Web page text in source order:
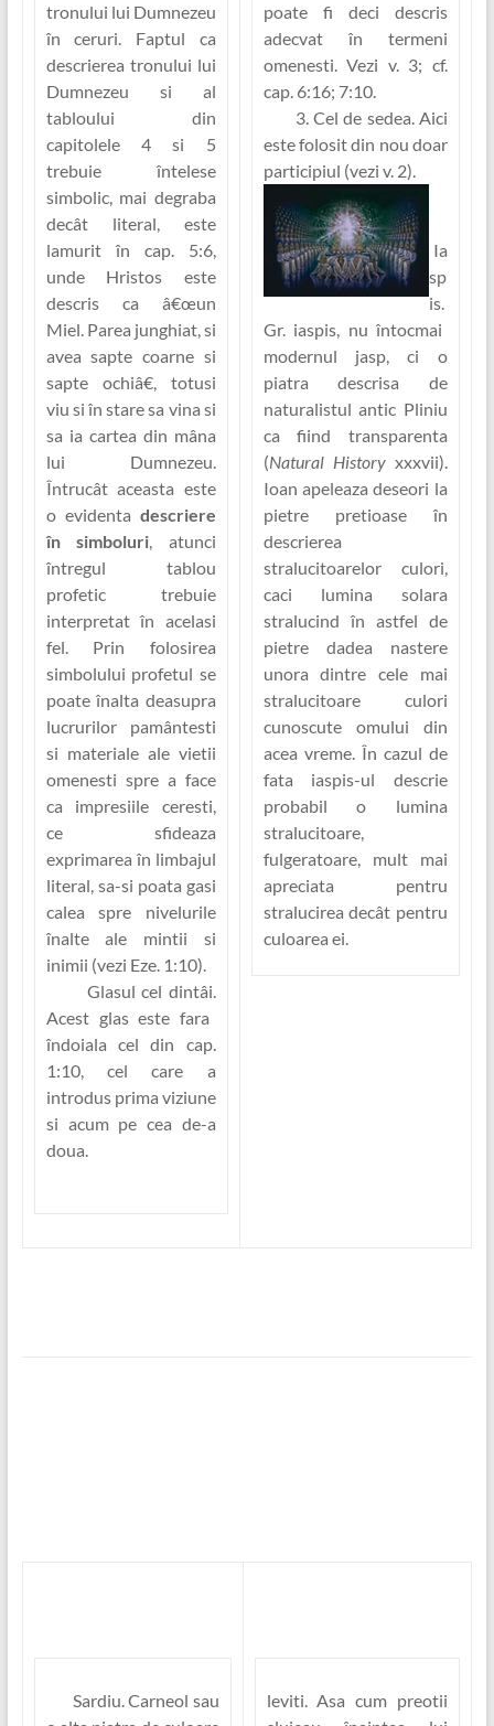
tronului lui Dumnezeu
în ceruri. Faptul ca
descrierea tronului lui
Dumnezeu si al
tabloului din
capitolele 4 si 5
trebuie întelese
simbolic, mai degraba
decât literal, este
lamurit în cap. 5:6,
unde Hristos este
descris ca â€œun
Miel. Parea junghiat, si
avea sapte coarne si
sapte ochiâ€, totusi
viu si în stare sa vina si
sa ia cartea din mâna
lui Dumnezeu.
Întrucât aceasta este
o evidenta descriere
în simboluri, atunci
întregul tablou
profetic trebuie
interpretat în acelasi
fel. Prin folosirea
simbolului profetul se
poate înalta deasupra
lucrurilor pamântesti
si materiale ale vietii
omenesti spre a face
ca impresiile ceresti,
ce sfideaza
exprimarea în limbajul
literal, sa-si poata gasi
calea spre nivelurile
înalte ale mintii si
inimii (vezi Eze. 1:10).
Glasul cel dintâi.
Acest glas este fara
îndoiala cel din cap.
1:10, cel care a
introdus prima viziune
si acum pe cea de-a
doua.
poate fi deci descris
adecvat în termeni
omenesti. Vezi v. 3; cf.
cap. 6:16; 7:10.
3. Cel de sedea.Aici
este folosit din nou doar
participiul (vezi v. 2).
Ia
sp
is.
Gr. iaspis, nu întocmai
modernul jasp, ci o
piatra descrisa de
naturalistul antic Pliniu
ca fiind transparenta
(Natural Historyxxxvii).
Ioan apeleaza deseori la
pietre pretioase în
descrierea
stralucitoarelor culori,
caci lumina solara
stralucind în astfel de
pietre dadea nastere
unora dintre cele mai
stralucitoare culori
cunoscute omului din
acea vreme. În cazul de
fata iaspis-ul descrie
probabil o lumina
stralucitoare,
fulgeratoare, mult mai
apreciata pentru
stralucirea decât pentru
culoarea ei.
Sardiu.Carneol sau
leviti. Asa cum preotii